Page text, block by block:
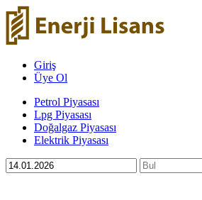
Giriş
Üye Ol
Petrol Piyasası
Lpg Piyasası
Doğalgaz Piyasası
Elektrik Piyasası